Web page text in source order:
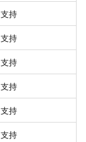
支持
支持
支持
支持
支持
支持